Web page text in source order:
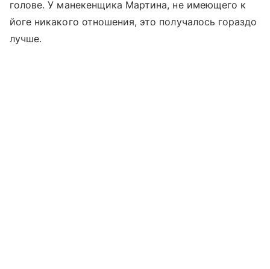
голове. У манекенщика Мартина, не имеющего к
йоге никакого отношения, это получалось гораздо
лучше.